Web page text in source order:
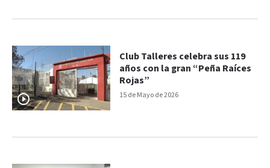
15 de Mayo de 2026
Club Talleres celebra sus 119
años con la gran “Peña Raíces
Rojas”